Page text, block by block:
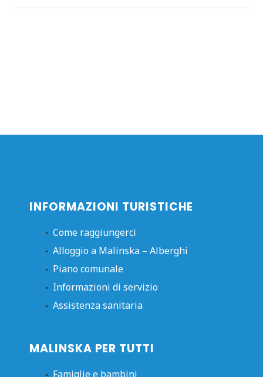
INFORMAZIONI TURISTICHE
Come raggiungerci
Alloggio a Malinska – Alberghi
Piano comunale
Informazioni di servizio
Assistenza sanitaria
MALINSKA PER TUTTI
Famiglie e bambini